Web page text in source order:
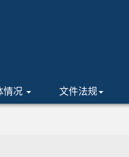
情况 文件法规